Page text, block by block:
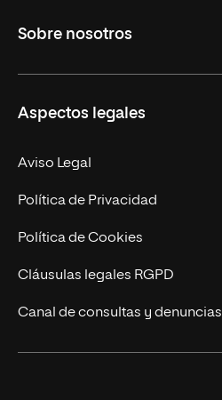
Másteres Oficiales
Másteres Propios
Doctorados
Experto Universitario
Postgrados
Cursos Universitarios
Sobre nosotros
Facultades
Nuestro Equipo
Trabaja en UNIR
Actualidad
UNIR Revista
Eventos
Aspectos legales
Aviso Legal
Política de Privacidad
Política de Cookies
Cláusulas legales RGPD
Canal de consultas y denuncias